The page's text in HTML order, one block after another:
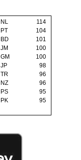
NL
114
PT
104
BD
101
JM
100
GM
100
JP
98
TR
96
NZ
96
PS
95
PK 95